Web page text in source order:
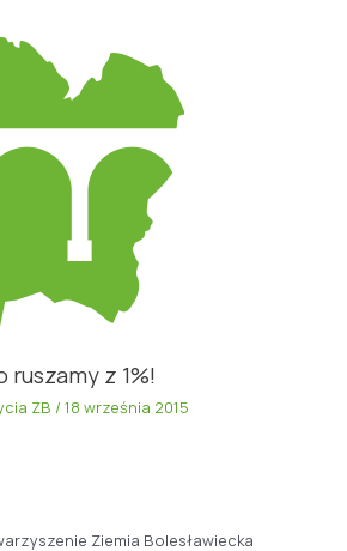
ruszamy z 1%!
ZB /18 września 2015
Ziemia Bolesławiecka